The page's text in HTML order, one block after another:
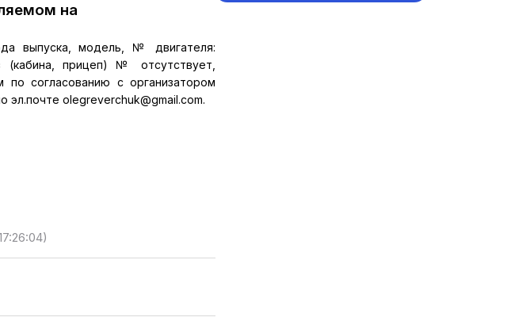
на
выпуска, модель, № двигателя:
(кабина, прицеп) № отсутствует,
согласованию с организатором
эл.почте olegreverchuk@gmail.com.